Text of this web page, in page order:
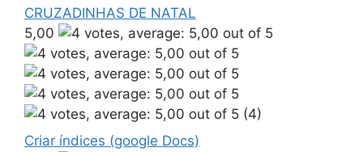
CRUZADINHAS DE NATAL
5,00
(4)
Criar índices (google Docs)